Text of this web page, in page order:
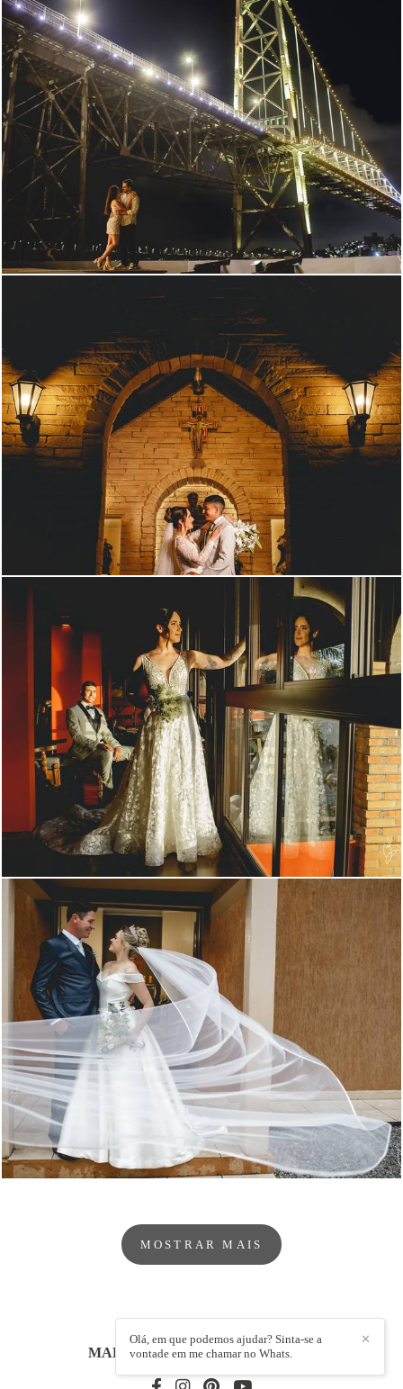
268 0
269 0
281 0
256 0
MOSTRAR MAIS
MARCELLO PASSOS/CONTATO
✕
Olá, em que podemos ajudar? Sinta-se a
vontade em me chamar no Whats.